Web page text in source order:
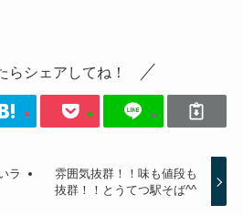
らシェアしてね！
ラ
雰囲気抜群！！味も値段も
抜群！！とうてつ駅そば^^